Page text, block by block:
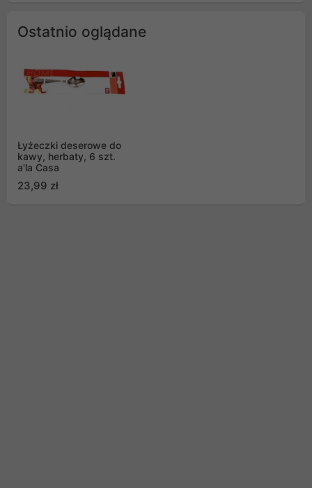
Ostatnio oglądane
Łyżeczki deserowe do
kawy, herbaty, 6 szt.
a'la Casa
23,99 zł